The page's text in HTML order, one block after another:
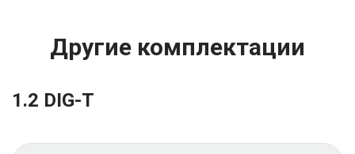
Другие комплектации
1.2 DIG-T